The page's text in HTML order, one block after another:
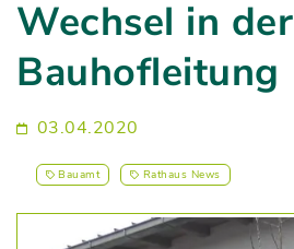
Wechsel in der
Bauhofleitung
03.04.2020
Bauamt Rathaus News